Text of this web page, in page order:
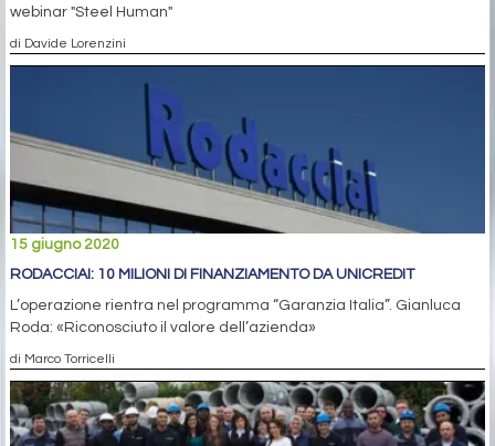
webinar "Steel Human"
di Davide Lorenzini
15 giugno 2020
RODACCIAI: 10 MILIONI DI FINANZIAMENTO DA UNICREDIT
L’operazione rientra nel programma “Garanzia Italia”. Gianluca
Roda: «Riconosciuto il valore dell’azienda»
di Marco Torricelli